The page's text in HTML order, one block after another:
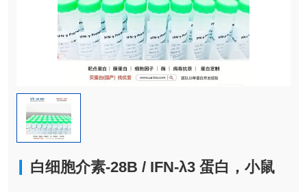
白细胞介素-28B / IFN-λ3 蛋白，小鼠